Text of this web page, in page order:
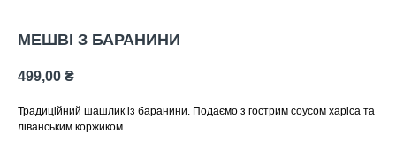
МЕШВІ З БАРАНИНИ
499,00 ₴
Традиційний шашлик із баранини. Подаємо з гострим соусом харіса та
ліванським коржиком.